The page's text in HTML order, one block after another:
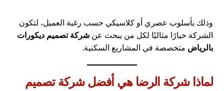
وذلك بأسلوب عصري أو كلاسيكي حسب رغبة العميل، لتكون
الشركة خيارًا مثاليًا لكل من يبحث عنشركة تصميم ديكورات
بالرياض متخصصة في المشاريع السكنية.
لماذا شركة الرضا هي أفضل شركة تصميم